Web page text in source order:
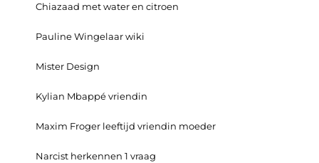
Chiazaad met water en citroen
Pauline Wingelaar wiki
Mister Design
Kylian Mbappé vriendin
Maxim Froger leeftijd vriendin moeder
Narcist herkennen 1 vraag